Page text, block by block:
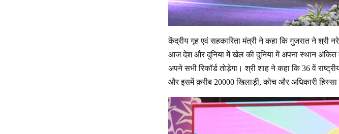
केंद्रीय गृह एवं सहकारिता मंत्री ने कहा कि गुजरात ने श्री
आज देश और दुनिया में खेल की दुनिया में अपना स्थान अंकित
अपने सभी रिकॉर्ड तोड़ेगा। श्री शाह ने कहा कि 36 वें
और इसमें क़रीब 20000 खिलाड़ी, कोच और अधिकारी